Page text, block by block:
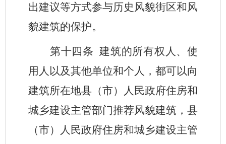
出建议等方式参与历史风貌街区和风
貌建筑的保护。
第十四条 建筑的所有权人、使
用人以及其他单位和个人，都可以向
建筑所在地县（市）人民政府住房和
城乡建设主管部门推荐风貌建筑，县
（市）人民政府住房和城乡建设主管